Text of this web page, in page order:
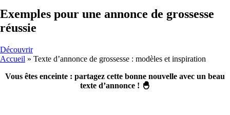
Exemples pour une annonce de grossesse
réussie
Découvrir
Accueil » Texte d’annonce de grossesse : modèles et inspiration
Vous êtes enceinte : partagez cette bonne nouvelle avec un beau
texte d’annonce ! 🐣